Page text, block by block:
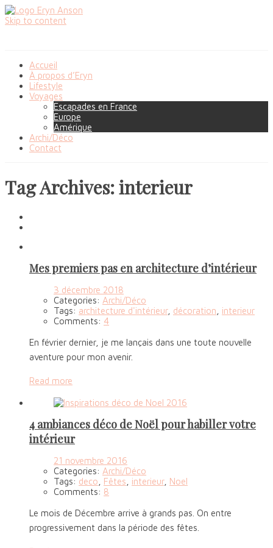
Skip to content
Accueil
À propos d’Eryn
Lifestyle
Voyages
Escapades en France
Europe
Amérique
Archi/Déco
Contact
Tag Archives: interieur
Mes premiers pas en architecture d’intérieur
3 décembre 2018
Categories: Archi/Déco
Tags: architecture d'intérieur, décoration
interieur
Comments: 4
En février dernier, je me lançais dans une toute nouvelle
aventure pour mon avenir.
Read more
4 ambiances déco de Noël pour habiller votre
intérieur
21 novembre 2016
Categories: Archi/Déco
Tags: deco Fêtes interieur, Noel
Comments: 8
Le mois de Décembre arrive à grands pas. On entre
progressivement dans la période des fêtes.